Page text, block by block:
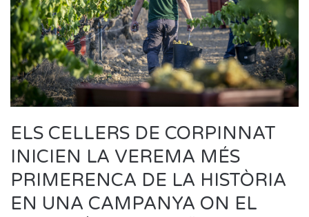
ELS CELLERS DE CORPINNAT
INICIEN LA VEREMA MÉS
PRIMERENCA DE LA HISTÒRIA
EN UNA CAMPANYA ON EL